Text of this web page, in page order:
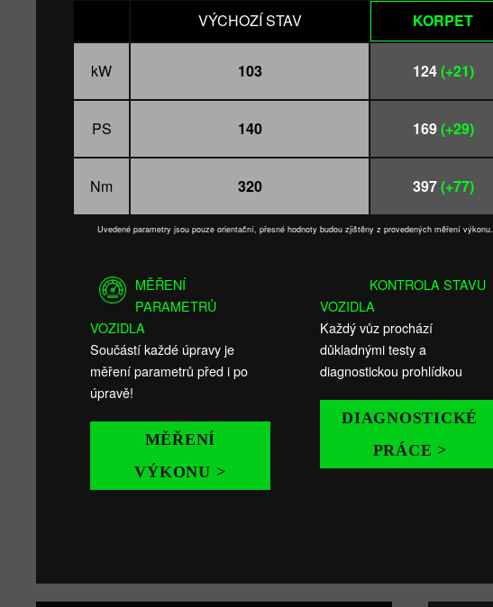
VÝCHOZÍ STAV KORPET
kW 103 124(+21)
PS 140 169(+29)
Nm 320 397(+77)
Uvedené parametry jsou pouze orientační, přesné hodnoty budou zjištěny z provedených měření výkonu.
MĚŘENÍ
PARAMETRŮ
VOZIDLA
Součástí každé úpravy je
měření parametrů před i po
úpravě!
MĚŘENÍ
VÝKONU >
KONTROLA STAVU
VOZIDLA
Každý vůz prochází
důkladnými testy a
diagnostickou prohlídkou
DIAGNOSTICKÉ
PRÁCE >